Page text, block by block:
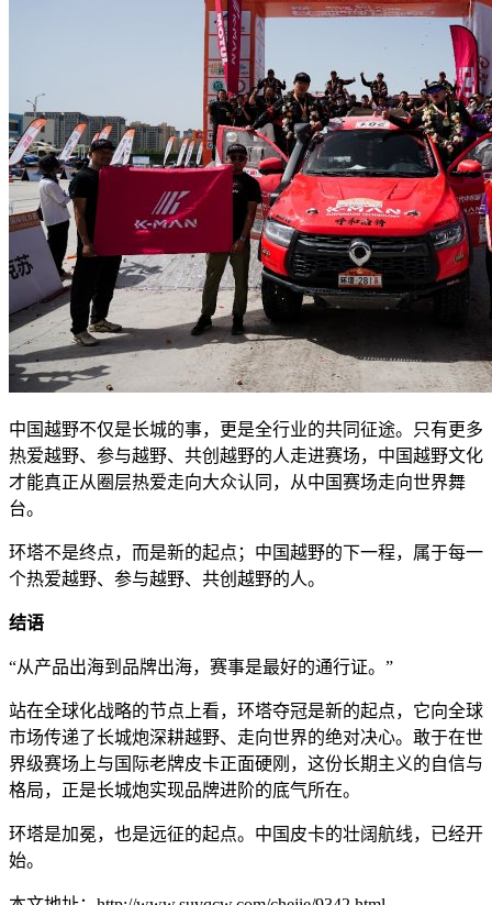
中国越野不仅是长城的事，更是全行业的共同征途。只有更多
热爱越野、参与越野、共创越野的人走进赛场，中国越野文化
才能真正从圈层热爱走向大众认同，从中国赛场走向世界舞
台。
环塔不是终点，而是新的起点；中国越野的下一程，属于每一
个热爱越野、参与越野、共创越野的人。
结语
“从产品出海到品牌出海，赛事是最好的通行证。”
站在全球化战略的节点上看，环塔夺冠是新的起点，它向全球
市场传递了长城炮深耕越野、走向世界的绝对决心。敢于在世
界级赛场上与国际老牌皮卡正面硬刚，这份长期主义的自信与
格局，正是长城炮实现品牌进阶的底气所在。
环塔是加冕，也是远征的起点。中国皮卡的壮阔航线，已经开
始。